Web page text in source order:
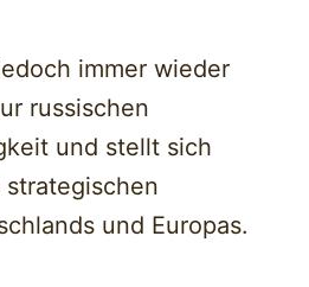
immer wieder
russischen
und stellt sich
und Europas.